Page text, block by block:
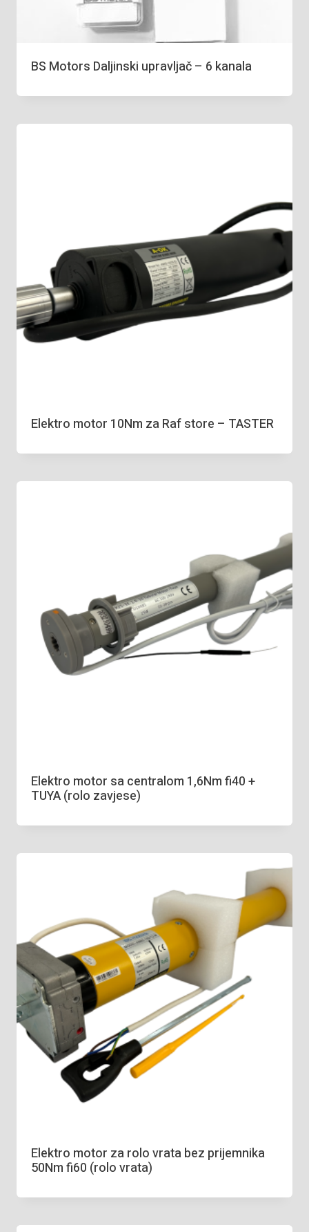
BS Motors Daljinski upravljač – 6 kanala
Elektro motor 10Nm za Raf store – TASTER
Elektro motor sa centralom 1,6Nm fi40 +
TUYA (rolo zavjese)
Elektro motor za rolo vrata bez prijemnika
50Nm fi60 (rolo vrata)